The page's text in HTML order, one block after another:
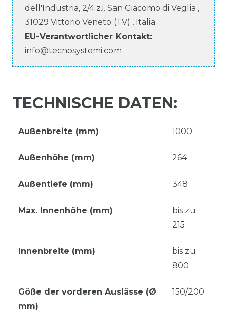
dell'Industria, 2/4 z.i. San Giacomo di Veglia ,
31029 Vittorio Veneto (TV) , Italia
EU-Verantwortlicher Kontakt:
info@tecnosystemi.com
TECHNISCHE DATEN:
Außenbreite (mm) 1000
Außenhöhe (mm) 264
Außentiefe (mm) 348
Max. Innenhöhe (mm)
bis zu
215
Innenbreite (mm)
bis zu
800
Göße der vorderen Auslässe (Ø
mm)
150/200